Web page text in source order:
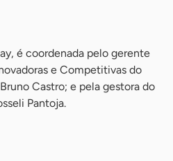
é coordenada pelo gerente
e Competitivas do
Castro; e pela gestora do
Pantoja.